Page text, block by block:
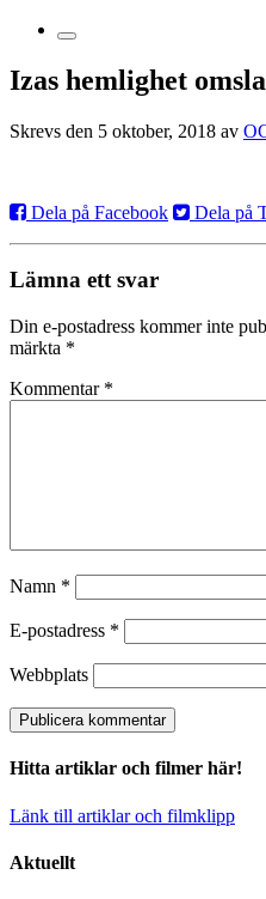
Izas hemlighet
Skrevs den 5 oktober, 2018 av
Dela på Facebook Dela på
Lämna ett svar
Din e-postadress kommer inte
märkta *
Kommentar *
Namn *
E-postadress *
Webbplats
Hitta artiklar och filmer här!
Länk till artiklar och filmklipp
Aktuellt